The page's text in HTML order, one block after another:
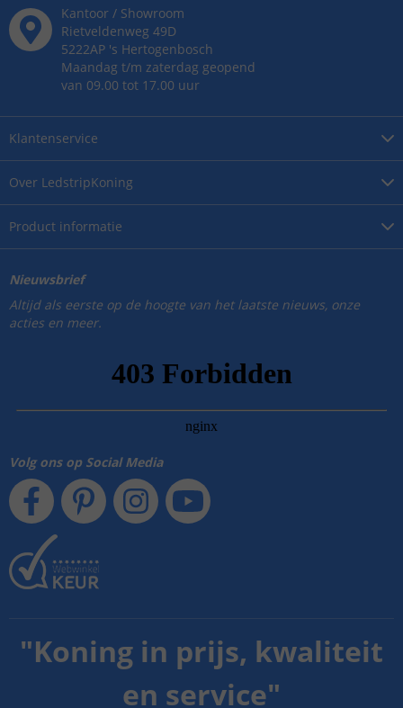
Over LedstripKoning
Product informatie
Klantenservice
Kantoor / Showroom
Rietveldenweg 49D
5222AP 's Hertogenbosch
Maandag t/m zaterdag geopend
van 09.00 tot 17.00 uur
Nieuwsbrief
Altijd als eerste op de hoogte van het laatste nieuws, onze
acties en meer.
Volg ons op Social Media
"Koning in prijs, kwaliteit
en service"